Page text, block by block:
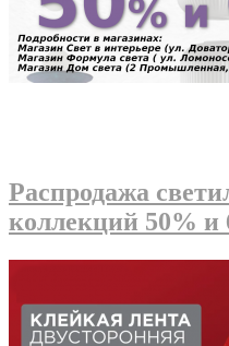
Распродажа
коллекций 50% и